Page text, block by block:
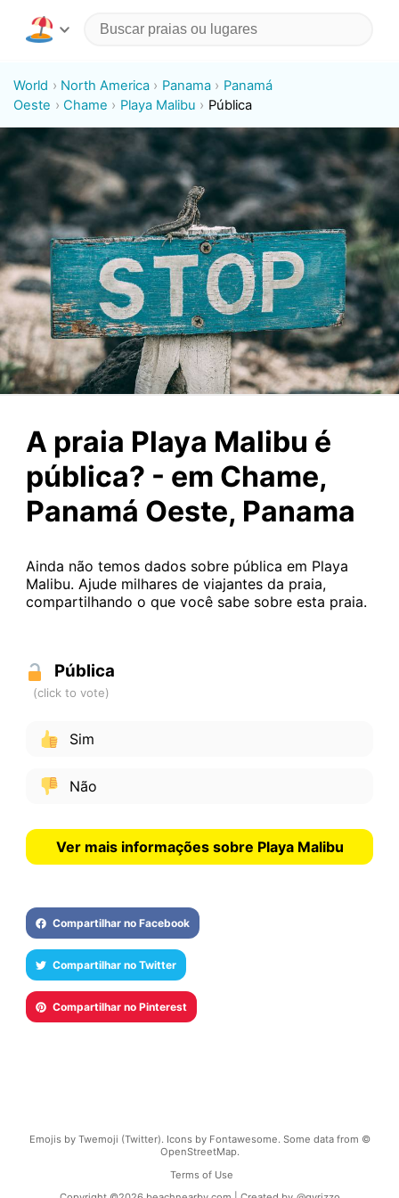
World North America Panama
Panamá
Oeste
Chame Playa Malibu Pública
A praia Playa Malibu é
pública? - em Chame,
Panamá Oeste, Panama
Ainda não temos dados sobre pública em Playa
Malibu. Ajude milhares de viajantes da praia,
compartilhando o que você sabe sobre esta praia.
Pública
Sim
Não
Ver mais informações sobre Playa Malibu
Compartilhar no Facebook
Compartilhar no Twitter
Compartilhar no Pinterest
Emojis by Twemoji (Twitter). Icons by Fontawesome. Some data from ©
OpenStreetMap.
Terms of Use